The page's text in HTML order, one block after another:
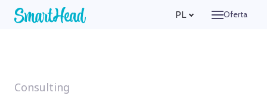
Oferta
PL
Consulting